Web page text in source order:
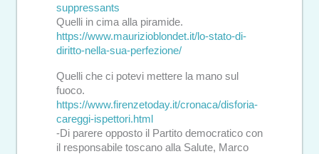
suppressants
Quelli in cima alla piramide.
https://www.maurizioblondet.it/lo-stato-di-
diritto-nella-sua-perfezione/
Quelli che ci potevi mettere la mano sul
fuoco.
https://www.firenzetoday.it/cronaca/disforia-
careggi-ispettori.html
-Di parere opposto il Partito democratico con
il responsabile toscano alla Salute, Marco